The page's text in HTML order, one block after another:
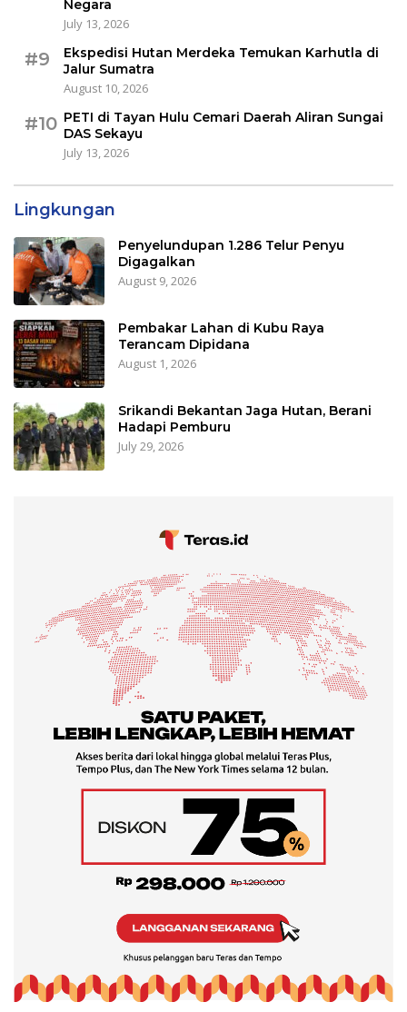
Negara
July 13, 2026
#9
Ekspedisi Hutan Merdeka Temukan Karhutla di
Jalur Sumatra
August 10, 2026
#10 PETI di Tayan Hulu Cemari Daerah Aliran Sungai
DAS Sekayu
July 13, 2026
Lingkungan
Penyelundupan 1.286 Telur Penyu
Digagalkan
August 9, 2026
Pembakar Lahan di Kubu Raya
Terancam Dipidana
August 1, 2026
Srikandi Bekantan Jaga Hutan, Berani
Hadapi Pemburu
July 29, 2026